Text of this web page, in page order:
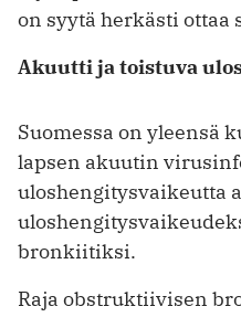
on syytä herkästi ottaa
Akuutti ja toistuva
Suomessa on yleensä
lapsen akuutin
uloshengitysvaikeutta
bronkiitiksi.
Raja obstruktiivisen